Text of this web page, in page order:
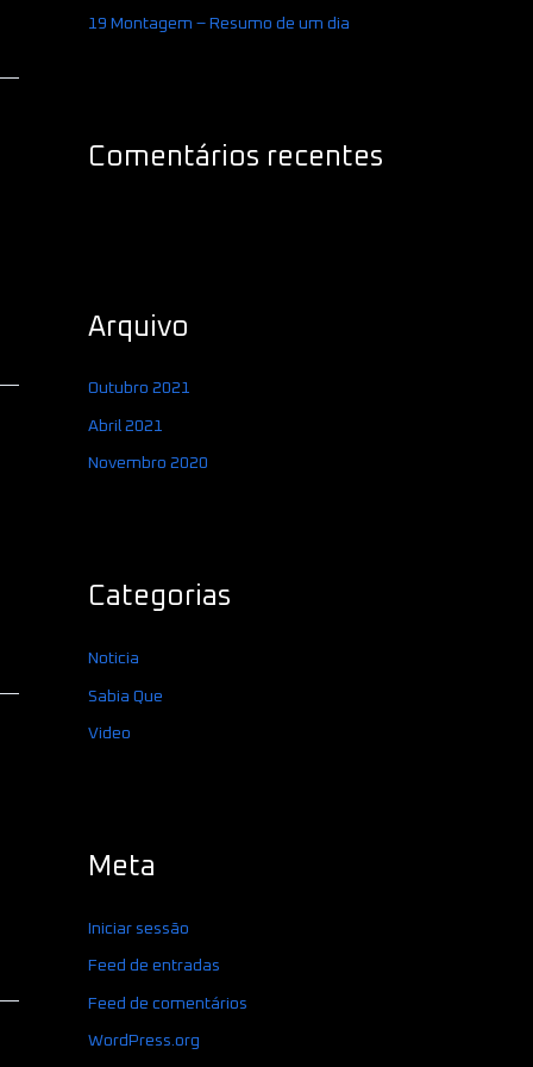
19 Montagem – Resumo de um dia
Comentários recentes
Arquivo
Outubro 2021
Abril 2021
Novembro 2020
Categorias
Noticia
Sabia Que
Video
Meta
Iniciar sessão
Feed de entradas
Feed de comentários
WordPress.org